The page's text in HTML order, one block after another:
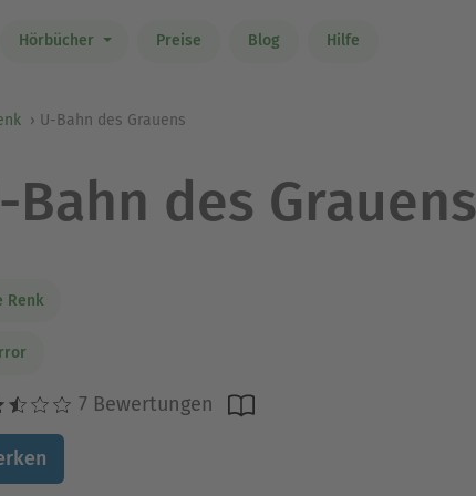
Hörbücher Preise Blog Hilfe
U-Bahn des Grauens
Bahn des Grauens
Renk
7 Bewertungen